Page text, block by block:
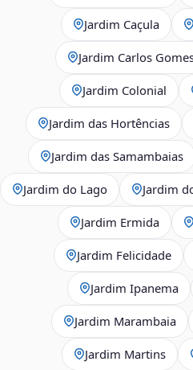
Jardim Caçula
Jardim Carlos
Jardim Colonial
Jardim das Hortências
Jardim das Samambaias
Jardim do Lago Jardim
Jardim Ermida
Jardim Felicidade
Jardim Ipanema
Jardim Marambaia
Jardim Martins